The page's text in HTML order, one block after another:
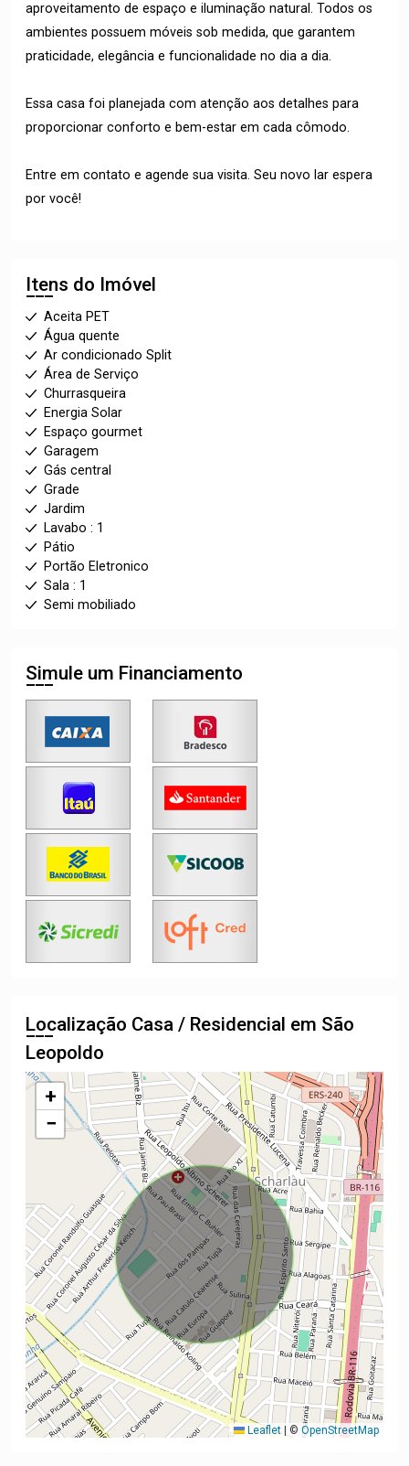
aproveitamento de espaço e iluminação natural. Todos os
ambientes possuem móveis sob medida, que garantem
praticidade, elegância e funcionalidade no dia a dia.
Essa casa foi planejada com atenção aos detalhes para
proporcionar conforto e bem-estar em cada cômodo.
Entre em contato e agende sua visita. Seu novo lar espera
por você!
Itens do Imóvel
Aceita PET
Água quente
Ar condicionado Split
Área de Serviço
Churrasqueira
Energia Solar
Espaço gourmet
Garagem
Gás central
Grade
Jardim
Lavabo : 1
Pátio
Portão Eletronico
Sala : 1
Semi mobiliado
Simule um Financiamento
Localização Casa / Residencial em São
Leopoldo
+
−
Leaflet © OpenStreetMap